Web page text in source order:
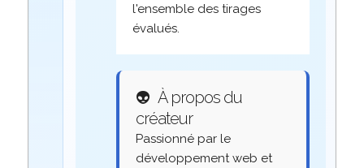
l'ensemble des tirages
évalués.
👽 À propos du
créateur
Passionné par le
développement web et